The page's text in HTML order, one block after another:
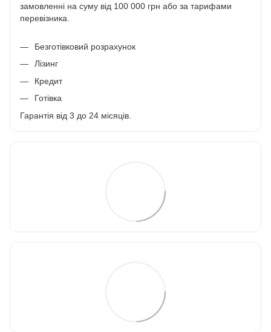
замовленні на суму від 100 000 грн або за тарифами
перевізника.
Безготівковий розрахунок
Лізинг
Кредит
Готівка
Гарантія від 3 до 24 місяців.